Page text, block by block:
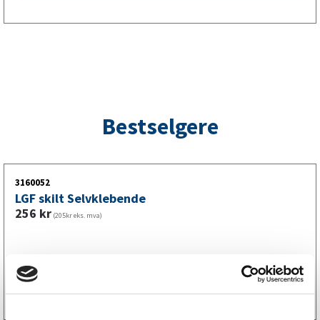
Bestselgere
3160052
LGF skilt Selvklebende
256 kr (205kr eks. mva)